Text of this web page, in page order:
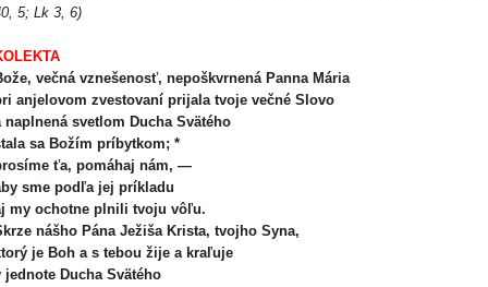
5; Lk 3, 6)
večná vznešenosť, nepoškvrnená Panna Mária
anjelovom zvestovaní prijala tvoje večné Slovo
naplnená svetlom Ducha Svätého
sa Božím príbytkom; *
ťa, pomáhaj nám, —
sme podľa jej príkladu
my ochotne plnili tvoju vôľu.
nášho Pána Ježiša Krista, tvojho Syna,
je Boh a s tebou žije a kraľuje
jednote Ducha Svätého